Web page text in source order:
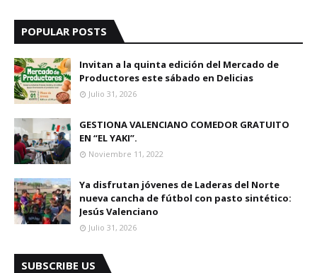
POPULAR POSTS
Invitan a la quinta edición del Mercado de
Productores este sábado en Delicias
Julio 31, 2026
GESTIONA VALENCIANO COMEDOR GRATUITO
EN “EL YAKI”.
Noviembre 11, 2022
Ya disfrutan jóvenes de Laderas del Norte
nueva cancha de fútbol con pasto sintético:
Jesús Valenciano
Julio 31, 2026
SUBSCRIBE US